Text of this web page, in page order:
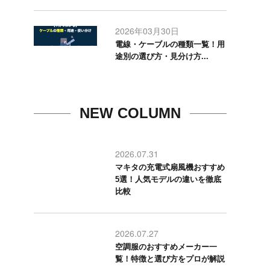
2026年03月30日
電線・ケーブルの種類一覧！用
途別の選び方・見分け方...
NEW COLUMN
2026.07.31
マキタの充電式扇風機おすすめ
5選！人気モデルの違いを徹底
比較
2026.07.27
空調服のおすすめメーカー一
覧！特徴と選び方をプロが解説